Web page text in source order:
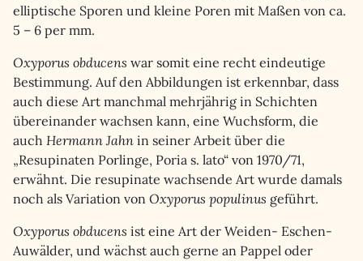
elliptische Sporen und kleine Poren mit Maßen von ca.
5 – 6 per mm.
Oxyporus obducens war somit eine recht eindeutige
Bestimmung. Auf den Abbildungen ist erkennbar, dass
auch diese Art manchmal mehrjährig in Schichten
übereinander wachsen kann, eine Wuchsform, die
auch Hermann Jahn in seiner Arbeit über die
„Resupinaten Porlinge, Poria s. lato“ von 1970/71,
erwähnt. Die resupinate wachsende Art wurde damals
noch als Variation von Oxyporus populinus geführt.
Oxyporus obducens ist eine Art der Weiden- Eschen-
Auwälder, und wächst auch gerne an Pappel oder